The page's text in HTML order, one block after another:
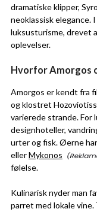
dramatiske klipper,
neoklassisk elegance.
luksusturisme, drevet
oplevelser.
Hvorfor Amorgos
Amorgos er kendt fra
og klostret
varierede strande. For
designhoteller,
urter og fisk. Øerne
ellerMykonos
følelse.
Kulinarisk nyder man
parret med lokale